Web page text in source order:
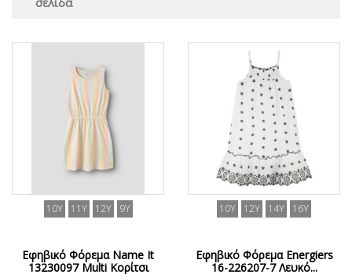
10Y 11Y 12Y 9Y
Εφηβικό Φόρεμα Name It
13230097 Multi Κορίτσι
10Y 12Y 14Y 16Y
Εφηβικό Φόρεμα Energiers
16-226207-7 Λευκό...